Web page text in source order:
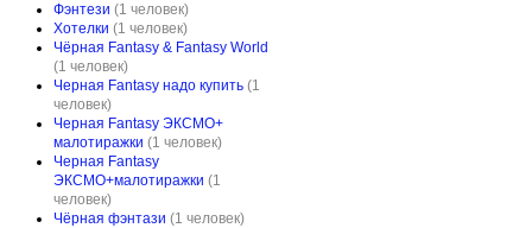
Фэнтези (1 человек)
Хотелки (1 человек)
Чёрная Fantasy & Fantasy World
(1 человек)
Черная Fantasy надо купить (1
человек)
Черная Fantasy ЭКСМО+
малотиражки (1 человек)
Черная Fantasy
ЭКСМО+малотиражки (1
человек)
Чёрная фэнтази (1 человек)